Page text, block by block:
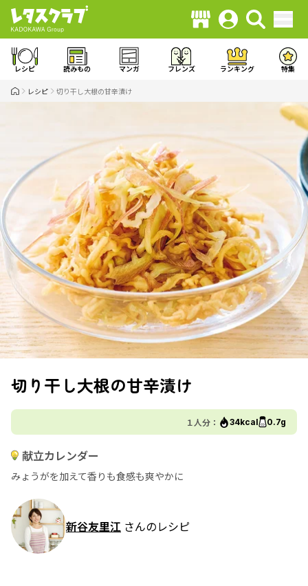
レシピ 読みもの マンガ フレンズ ランキング 特集
レシピ 切り干し大根の甘辛漬け
切り干し大根の甘辛漬け
１人分： 34kcal 0.7g
献立カレンダー
みょうがを加えて香りも食感も爽やかに
新谷友里江 さんのレシピ